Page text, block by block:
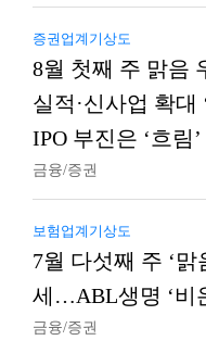
증권업계기상도
8월 첫째 주 맑음
실적·신사업 확대
IPO 부진은 ‘흐림’
금융/증권
보험업계기상도
7월 다섯째 주 ‘맑
세…ABL생명 ‘비
금융/증권